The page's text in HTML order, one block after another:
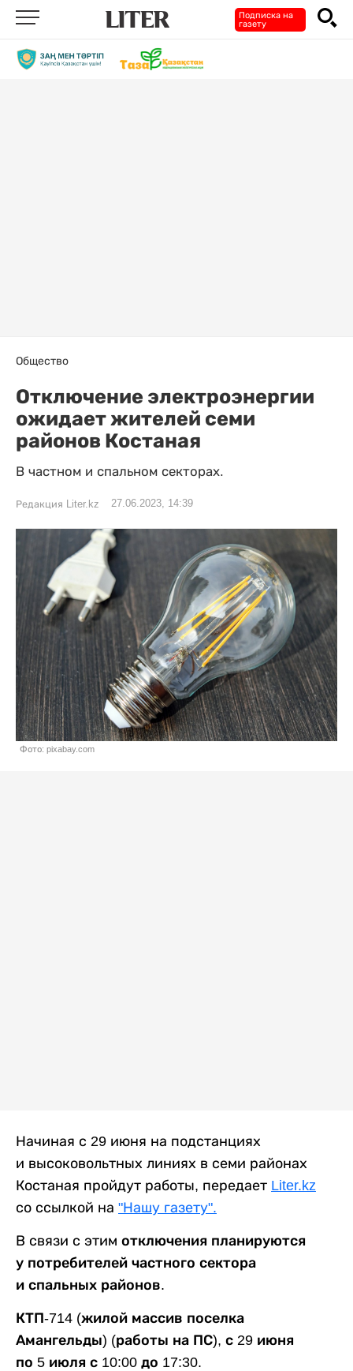
Подписка на
газету
Общество
Отключение электроэнергии
ожидает жителей семи
районов Костаная
В частном и спальном секторах.
Редакция Liter.kz 27.06.2023, 14:39
Фото: pixabay.com
Начиная с 29 июня на подстанциях
и высоковольтных линиях в семи районах
Костаная пройдут работы, передает Liter.kz
со ссылкой на "Нашу газету".
В связи с этим отключения планируются
у потребителей частного сектора
и спальных районов.
КТП-714 (жилой массив поселка
Амангельды) (работы на ПС), с 29 июня
по 5 июля с 10:00 до 17:30.